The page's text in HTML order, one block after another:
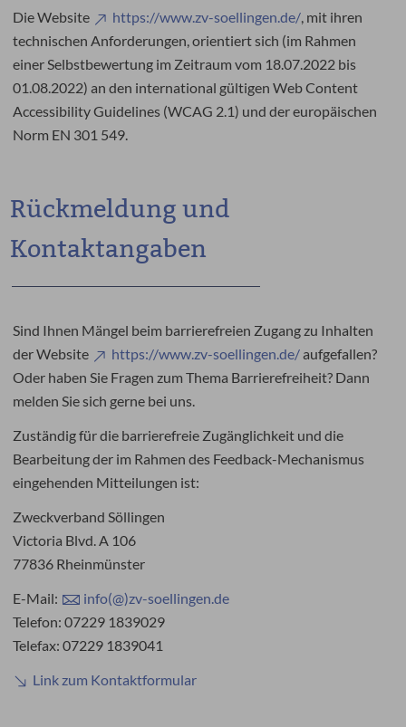
Die Website https://www.zv-soellingen.de/, mit ihren
technischen Anforderungen, orientiert sich (im Rahmen
einer Selbstbewertung im Zeitraum vom 18.07.2022 bis
01.08.2022) an den international gültigen Web Content
Accessibility Guidelines (WCAG 2.1) und der europäischen
Norm EN 301 549.
Rückmeldung und
Kontaktangaben
Sind Ihnen Mängel beim barrierefreien Zugang zu Inhalten
der Website
https://www.zv-soellingen.de/aufgefallen?
Oder haben Sie Fragen zum Thema Barrierefreiheit? Dann
melden Sie sich gerne bei uns.
Zuständig für die barrierefreie Zugänglichkeit und die
Bearbeitung der im Rahmen des Feedback-Mechanismus
eingehenden Mitteilungen ist:
Zweckverband Söllingen
Victoria Blvd. A 106
77836 Rheinmünster
E-Mail:
info(@)zv-soellingen.de
Telefon: 07229 1839029
Telefax: 07229 1839041
Link zum Kontaktformular